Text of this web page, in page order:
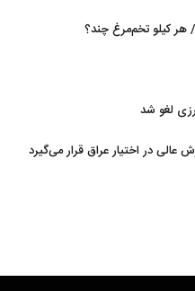
کیلو تخم‌مرغ چند؟
لغو شد
عالی در اختیار عراق قرار می‌گیرد